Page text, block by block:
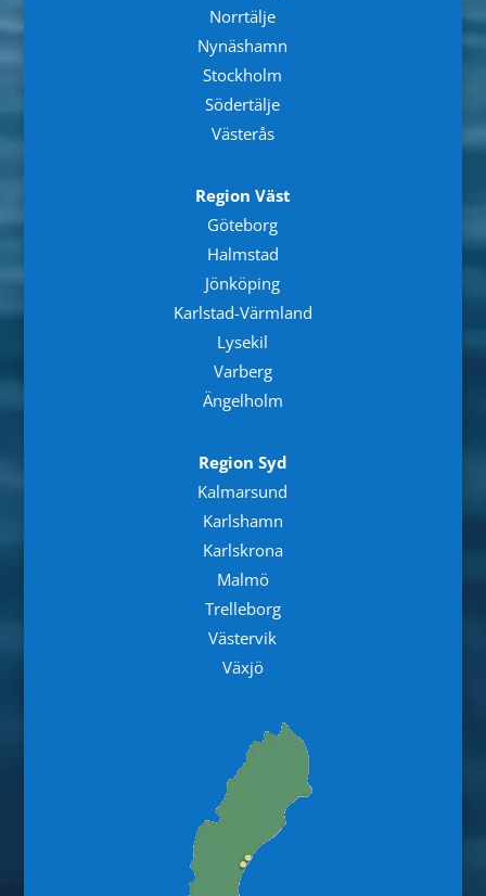
Norrtälje
Nynäshamn
Stockholm
Södertälje
Västerås
Region Väst
Göteborg
Halmstad
Jönköping
Karlstad-Värmland
Lysekil
Varberg
Ängelholm
Region Syd
Kalmarsund
Karlshamn
Karlskrona
Malmö
Trelleborg
Västervik
Växjö